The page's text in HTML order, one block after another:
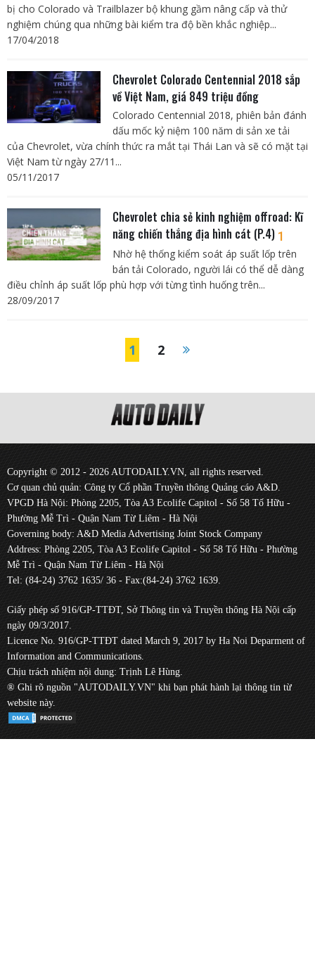
bị cho Colorado và Trailblazer bộ khung gầm nâng cấp và thử
nghiệm chúng qua những bài kiểm tra độ bền khắc nghiệp...
17/04/2018
Chevrolet Colorado Centennial 2018 sắp
về Việt Nam, giá 849 triệu đồng
Colorado Centennial 2018, phiên bản đánh
dấu mốc kỷ niệm 100 năm di sản xe tải
của Chevrolet, vừa chính thức ra mắt tại Thái Lan và sẽ có mặt tại
Việt Nam từ ngày 27/11...
05/11/2017
Chevrolet chia sẻ kinh nghiệm offroad: Kĩ
năng chiến thắng địa hình cát (P.4) 1
Nhờ hệ thống kiểm soát áp suất lốp trên
bán tải Colorado, người lái có thể dễ dàng
điều chỉnh áp suất lốp phù hợp với từng tình huống trên...
28/09/2017
1 2
Copyright © 2012 - 2026 AUTODAILY.VN, all rights reserved.
Cơ quan chủ quản: Công ty Cổ phần Truyền thông Quảng cáo A&D.
VPGD Hà Nội: Phòng 2205, Tòa A3 Ecolife Capitol - Số 58 Tố Hữu -
Phường Mễ Trì - Quận Nam Từ Liêm - Hà Nội
Governing body: A&D Media Advertising Joint Stock Company
Address: Phòng 2205, Tòa A3 Ecolife Capitol - Số 58 Tố Hữu - Phường
Mễ Trì - Quận Nam Từ Liêm - Hà Nội
Tel: (84-24) 3762 1635/ 36 - Fax:(84-24) 3762 1639.
Giấy phép số 916/GP-TTĐT, Sở Thông tin và Truyền thông Hà Nội cấp
ngày 09/3/2017.
Licence No. 916/GP-TTĐT dated March 9, 2017 by Ha Noi Deparment of
Information and Communications.
Chịu trách nhiệm nội dung: Trịnh Lê Hùng.
® Ghi rõ nguồn "AUTODAILY.VN" khi bạn phát hành lại thông tin từ
website này.